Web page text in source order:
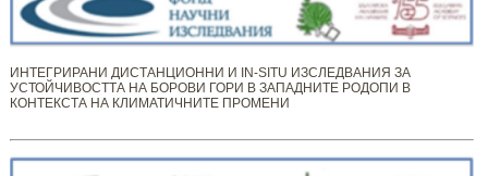
ИНТЕГРИРАНИ ДИСТАНЦИОННИ И IN-SITU ИЗСЛЕДВАНИЯ ЗА
УСТОЙЧИВОСТТА НА БОРОВИ ГОРИ В ЗАПАДНИТЕ РОДОПИ В
КОНТЕКСТА НА КЛИМАТИЧНИТЕ ПРОМЕНИ